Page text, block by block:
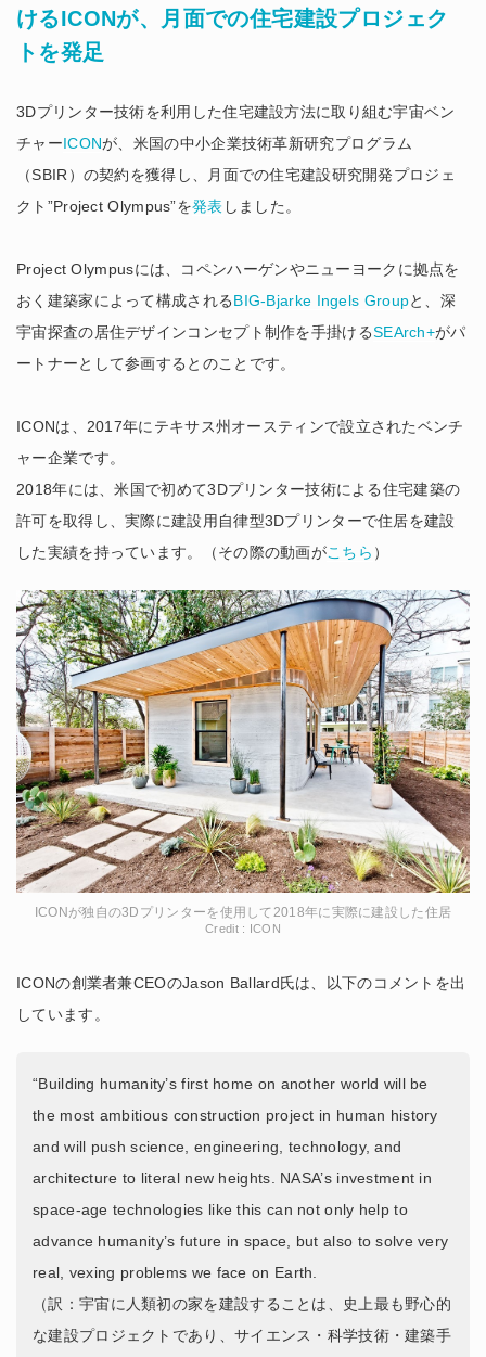
けるICONが、月面での住宅建設プロジェク
トを発足
3Dプリンター技術を利用した住宅建設方法に取り組む宇宙ベン
チャーICONが、米国の中小企業技術革新研究プログラム
（SBIR）の契約を獲得し、月面での住宅建設研究開発プロジェ
クト”Project Olympus”を発表 しました。
Project Olympusには、コペンハーゲンやニューヨークに拠点を
おく建築家によって構成されるBIG-Bjarke Ingels Groupと、深
宇宙探査の居住デザインコンセプト制作を手掛けるSEArch+がパ
ートナーとして参画するとのことです。
ICONは、2017年にテキサス州オースティンで設立されたベンチ
ャー企業です。
2018年には、米国で初めて3Dプリンター技術による住宅建築の
許可を取得し、実際に建設用自律型3Dプリンターで住居を建設
した実績を持っています。（その際の動画がこちら ）
ICONが独自の3Dプリンターを使用して2018年に実際に建設した住居
Credit : ICON
ICONの創業者兼CEOのJason Ballard氏は、以下のコメントを出
しています。
“Building humanity’s first home on another world will be
the most ambitious construction project in human history
and will push science, engineering, technology, and
architecture to literal new heights. NASA’s investment in
space-age technologies like this can not only help to
advance humanity’s future in space, but also to solve very
real, vexing problems we face on Earth.
（訳：宇宙に人類初の家を建設することは、史上最も野心的
な建設プロジェクトであり、サイエンス・科学技術・建築手